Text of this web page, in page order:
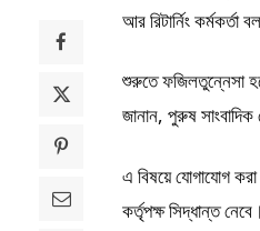
আর রিটার্নিং
শুরুতে ফজিলতুন্নেসা
জানান, পুরুষ
এ বিষয়ে যোগাযোগ
কর্তৃপক্ষ সিদ্ধান্ত